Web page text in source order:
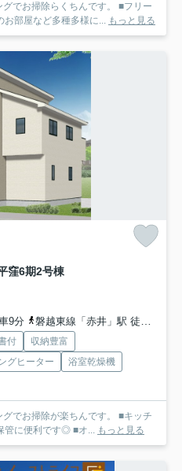
グでお掃除らくちんです。 ■フリー
お部屋など多種多様に... もっと見る
窪6期2号棟
9分
磐越東線「赤井」駅 徒歩26分
付
収納豊富
グヒーター
浴室乾燥機
グでお掃除が楽ちんです。 ■キッチ
管に便利です◎ ■オ... もっと見る